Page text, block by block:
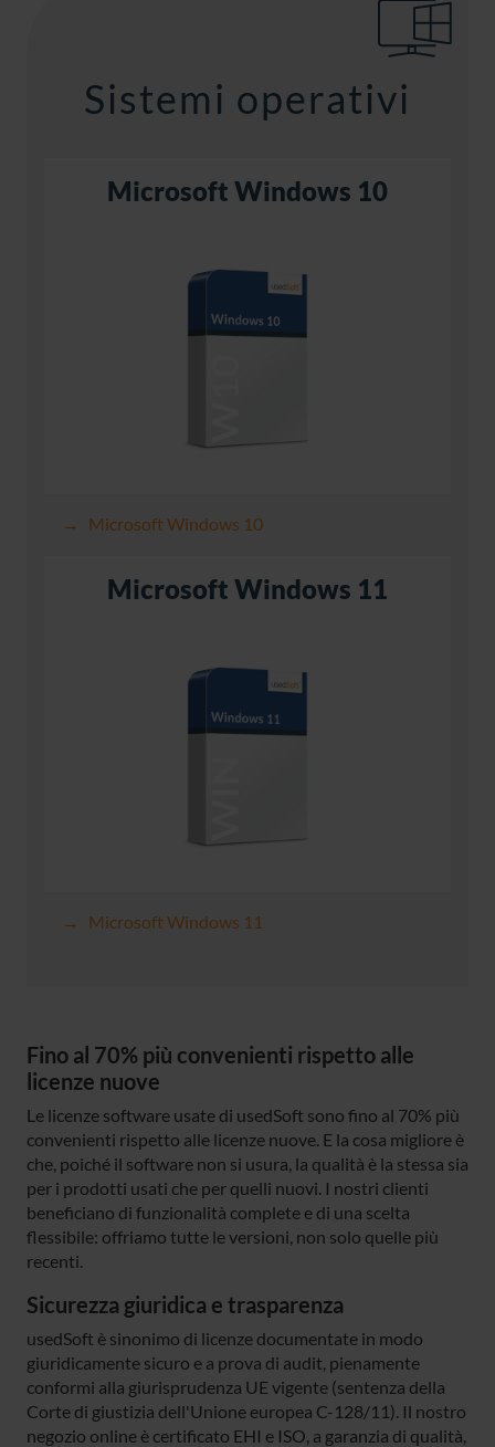
Sistemi operativi
Microsoft Windows 10
Microsoft Windows 10
Microsoft Windows 11
Microsoft Windows 11
Fino al 70% più convenienti rispetto alle
licenze nuove
Le licenze software usate di usedSoft sono fino al 70% più
convenienti rispetto alle licenze nuove. E la cosa migliore è
che, poiché il software non si usura, la qualità è la stessa sia
per i prodotti usati che per quelli nuovi. I nostri clienti
beneficiano di funzionalità complete e di una scelta
flessibile: offriamo tutte le versioni, non solo quelle più
recenti.
Sicurezza giuridica e trasparenza
usedSoft è sinonimo di licenze documentate in modo
giuridicamente sicuro e a prova di audit, pienamente
conformi alla giurisprudenza UE vigente (sentenza della
Corte di giustizia dell'Unione europea C-128/11). Il nostro
negozio online è certificato EHI e ISO, a garanzia di qualità,